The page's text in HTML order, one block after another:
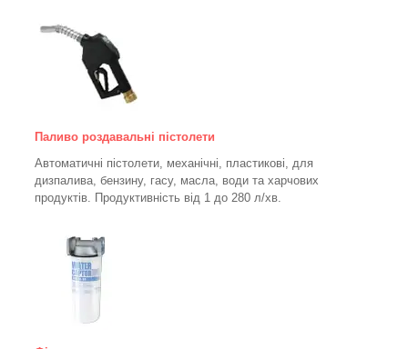
Паливо роздавальні пістолети
Автоматичні пістолети, механічні, пластикові, для
дизпалива, бензину, гасу, масла, води та харчових
продуктів. Продуктивність від 1 до 280 л/хв.